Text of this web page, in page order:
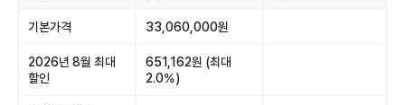
기본가격 33,060,000원
2026년 8월 최대
할인
651,162원 (최대
2.0%)